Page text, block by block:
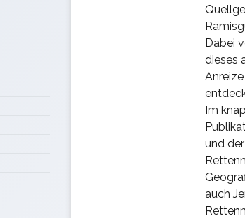
Dabei
dieses
Im
und
auch